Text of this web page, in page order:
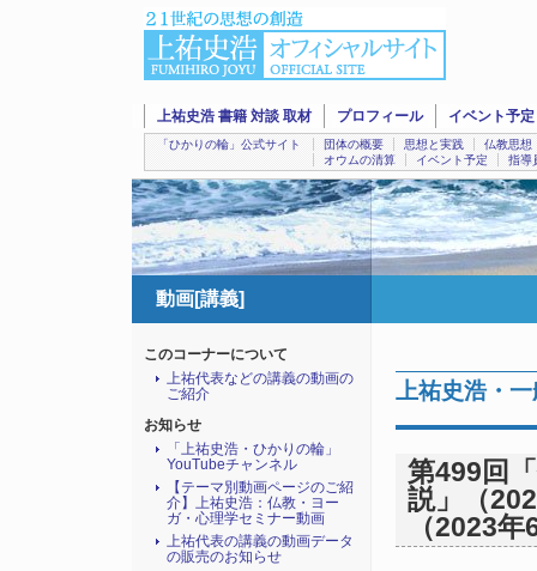
上祐史浩 書籍 対談 取材 プロフィール イベント予定
「ひかりの輪」公式サイト 団体の概要 思想と実践
仏教思想
オウムの清算
イベント予定 指導
動画[講義]
上祐史浩・
第499回
説」（
（2023
このコーナーについて
上祐代表などの講義の動画の
ご紹介
お知らせ
「上祐史浩・ひかりの輪」
YouTubeチャンネル
【テーマ別動画ページのご紹
介】上祐史浩：仏教・ヨー
ガ・心理学セミナー動画
上祐代表の講義の動画データ
の販売のお知らせ